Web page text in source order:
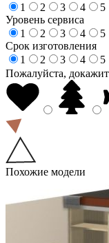
1
2 3 4
5
Уровень сервиса
1
2 3 4
5
Срок изготовления
1
2 3 4
5
Пожалуйста,
Похожие модели